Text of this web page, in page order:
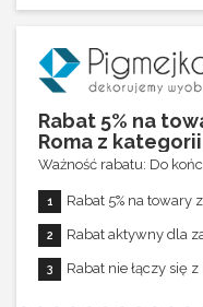
Rabat 5% na
Roma z
Ważność rabatu: Do
Rabat 5% na towary
Rabat aktywny dla
Rabat nie łączy się